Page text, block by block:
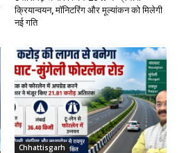
क्रियान्वयन, मॉनिटरिंग और मूल्यांकन को मिलेगी
नई गति
Chhattisgarh